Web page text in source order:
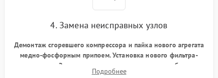
4. Замена неисправных узлов
Демонтаж сгоревшего компрессора и пайка нового агрегата
медно-фосфорным припоем. Установка нового фильтра-
осушителя. Замена изношенных вентиляторов обдува,
сломанных заслонок или поврежденных дверных петель.
Подробнее